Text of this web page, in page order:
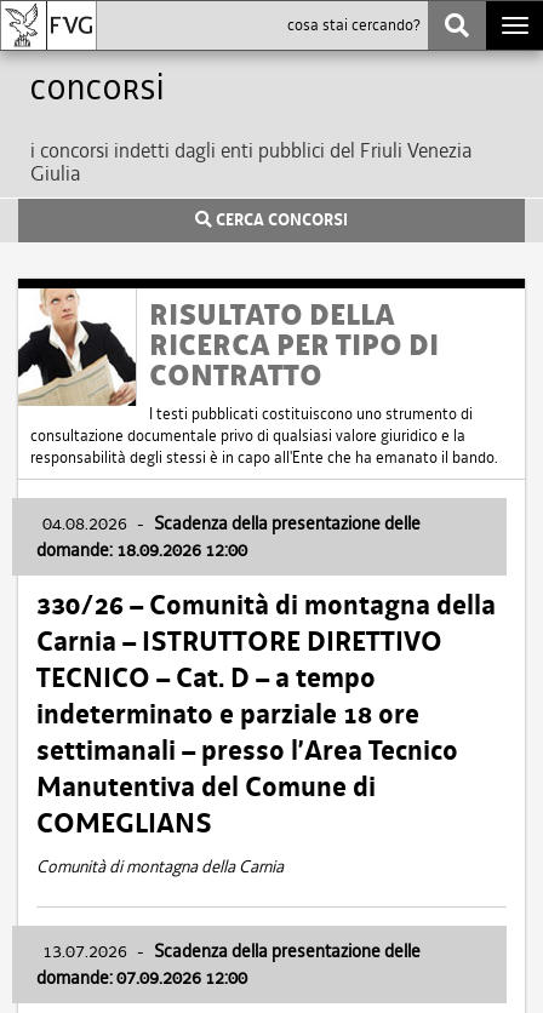
Concorsi
i concorsi indetti dagli enti pubblici del Friuli Venezia
Giulia
CERCA CONCORSI
RISULTATO DELLA
RICERCA PER TIPO DI
CONTRATTO
I testi pubblicati costituiscono uno strumento di
consultazione documentale privo di qualsiasi valore giuridico e la
responsabilità degli stessi è in capo all'Ente che ha emanato il bando.
04.08.2026 - Scadenza della presentazione delle
domande: 18.09.2026 12:00
330/26 – Comunità di montagna della
Carnia – ISTRUTTORE DIRETTIVO
TECNICO – Cat. D – a tempo
indeterminato e parziale 18 ore
settimanali – presso l’Area Tecnico
Manutentiva del Comune di
COMEGLIANS
Comunità di montagna della Carnia
13.07.2026 - Scadenza della presentazione delle
domande: 07.09.2026 12:00